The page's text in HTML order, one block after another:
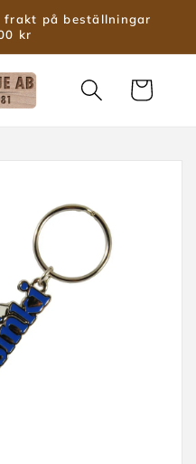
på beställningar
kr
Varukorg